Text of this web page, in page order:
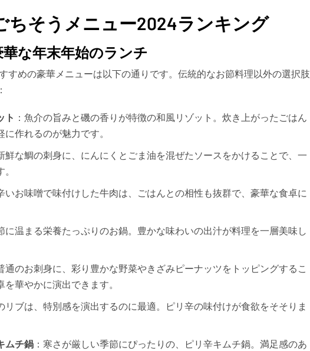
ちそうメニュー2024ランキング
な年末年始のランチ
すめの豪華メニューは以下の通りです。伝統的なお節料理以外の選択肢
ト ：魚介の旨みと磯の香りが特徴の和風リゾット。炊き上がったごはん
作れるのが魅力です。
鮮な鯛の刺身に、にんにくとごま油を混ぜたソースをかけることで、一
いお味噌で味付けした牛肉は、ごはんとの相性も抜群で、豪華な食卓に
に温まる栄養たっぷりのお鍋。豊かな味わいの出汁が料理を一層美味し
通のお刺身に、彩り豊かな野菜やきざみピーナッツをトッピングするこ
華やかに演出できます。
リブは、特別感を演出するのに最適。ピリ辛の味付けが食欲をそそりま
ムチ鍋：寒さが厳しい季節にぴったりの、ピリ辛キムチ鍋。満足感のあ